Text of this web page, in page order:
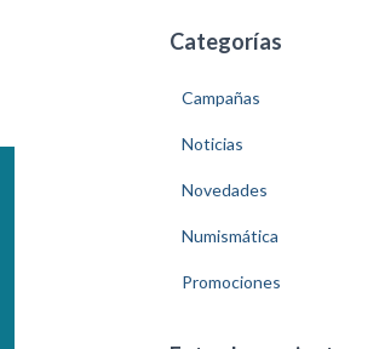
a
Categorías
Campañas
Noticias
Novedades
Numismática
Promociones